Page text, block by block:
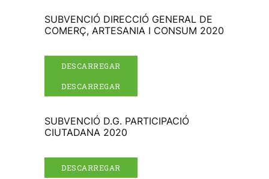
SUBVENCIÓ DIRECCIÓ GENERAL DE
COMERÇ, ARTESANIA I CONSUM 2020
DESCARREGAR
DESCARREGAR
SUBVENCIÓ D.G. PARTICIPACIÓ
CIUTADANA 2020
DESCARREGAR